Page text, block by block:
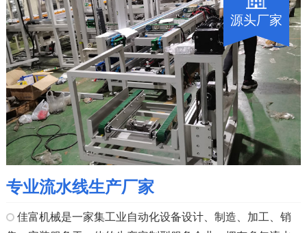
源头厂家
专业流水线生产厂家
佳富机械是一家集工业自动化设备设计、制造、加工、销